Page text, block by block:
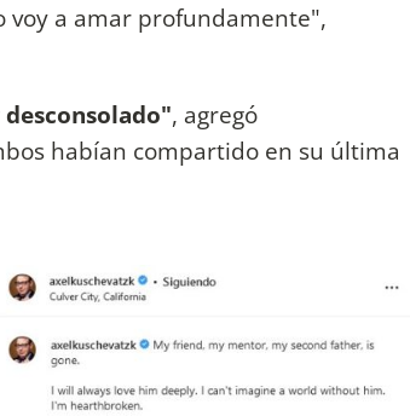
voy a amar profundamente",
, agregó
habían compartido en su última